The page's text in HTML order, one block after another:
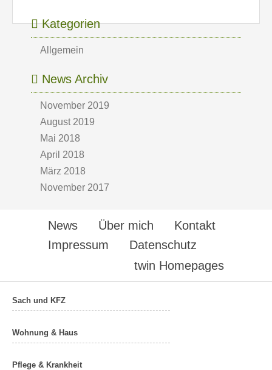
Kategorien
Allgemein
News Archiv
November 2019
August 2019
Mai 2018
April 2018
März 2018
November 2017
News Über mich
Kontakt
Impressum
Datenschutz
twin Homepages
Sach und KFZ
Wohnung & Haus
Pflege & Krankheit